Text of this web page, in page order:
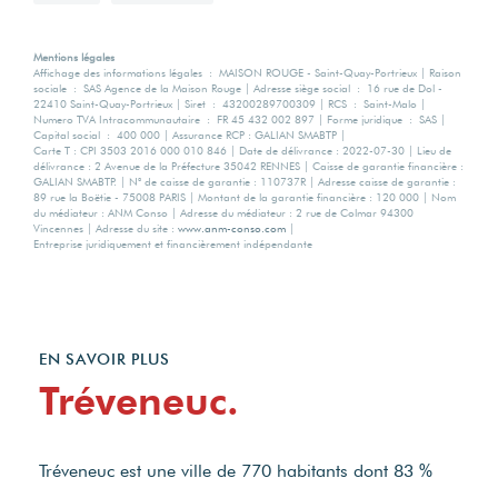
Mentions légales
Affichage des informations légales : MAISON ROUGE - Saint-Quay-Portrieux | Raison
sociale : SAS Agence de la Maison Rouge | Adresse siège social : 16 rue de Dol -
22410 Saint-Quay-Portrieux | Siret : 43200289700309 | RCS : Saint-Malo |
Numero TVA Intracommunautaire : FR 45 432 002 897 | Forme juridique : SAS |
Capital social : 400 000 | Assurance RCP : GALIAN SMABTP |
Carte T : CPI 3503 2016 000 010 846 | Date de délivrance : 2022-07-30 | Lieu de
délivrance : 2 Avenue de la Préfecture 35042 RENNES | Caisse de garantie financière :
GALIAN SMABTP. | N° de caisse de garantie : 110737R | Adresse caisse de garantie :
89 rue la Boëtie - 75008 PARIS | Montant de la garantie financière : 120 000 | Nom
du médiateur : ANM Conso | Adresse du médiateur : 2 rue de Colmar 94300
Vincennes | Adresse du site : www.anm-conso.com
Entreprise juridiquement et financièrement indépendante
EN SAVOIR PLUS
Tréveneuc.
Tréveneuc est une ville de 770 habitants dont 83 %